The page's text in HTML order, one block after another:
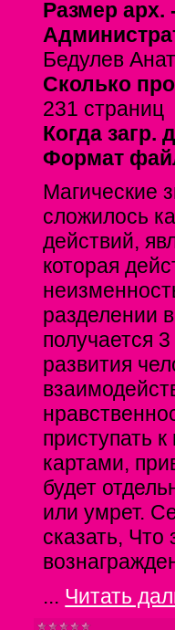
Размер арх.
Бедулев
Сколько
231 страниц
Когда загр.
Формат
Магические
сложилось
действий,
которая
разделении
получается
развития
приступать
картами,
будет
или умрет.
сказать,
... Читать